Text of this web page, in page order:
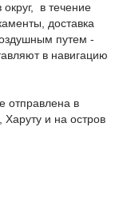
округ, в течение
доставка
путем -
в навигацию
отправлена в
и на остров